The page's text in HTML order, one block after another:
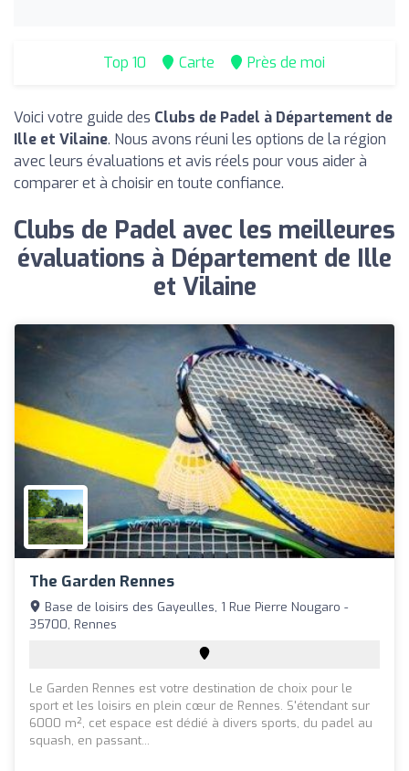
Top 10 Carte Près de moi
Voici votre guide des Clubs de Padel à Département de
Ille et Vilaine. Nous avons réuni les options de la région
avec leurs évaluations et avis réels pour vous aider à
comparer et à choisir en toute confiance.
Clubs de Padel avec les meilleures
évaluations à Département de Ille
et Vilaine
The Garden Rennes
Base de loisirs des Gayeulles, 1 Rue Pierre Nougaro -
35700, Rennes
Le Garden Rennes est votre destination de choix pour le
sport et les loisirs en plein cœur de Rennes. S'étendant sur
6000 m², cet espace est dédié à divers sports, du padel au
squash, en passant...